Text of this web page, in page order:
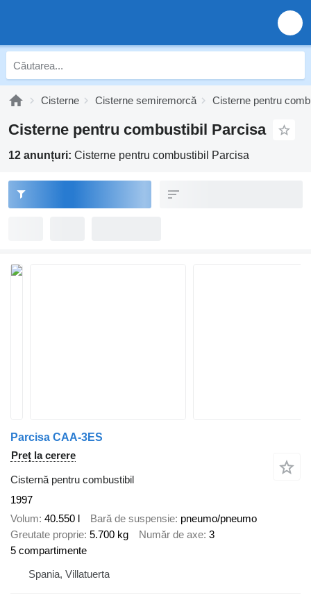
Cisterne Cisterne semiremorcă Cisterne pentru
Cisterne pentru combustibil Parcisa
12 anunțuri: Cisterne pentru combustibil Parcisa
Parcisa CAA-3ES
Preț la cerere
Cisternă pentru combustibil
1997
Volum 40.550 l Bară de suspensie pneumo/pneumo
Greutate proprie 5.700 kg Număr de axe 3
5 compartimente
Spania, Villatuerta